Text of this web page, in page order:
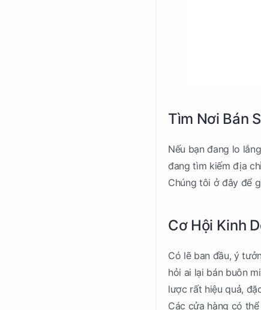
Tìm Nơi Bán
Nếu bạn đang lo
đang tìm kiếm địa
Chúng tôi ở đây để
Cơ Hội Kinh
Có lẽ ban đầu, ý
hỏi ai lại bán buôn
lược rất hiệu quả,
Các cửa hàng có